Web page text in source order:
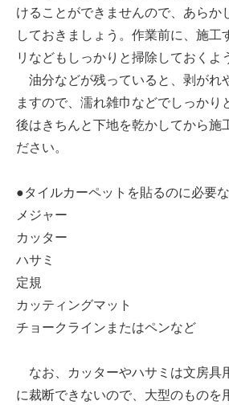
けることができませんので、あらか
しておきましょう。作業前に、施工
リなどもしっかりと掃除しておくよ
油分などが残っていると、剥がれ
ますので、濡れ雑巾などでしっかり
後はきちんと下地を乾かしてから施
ださい。
●タイルカーペットを貼るのに必要
メジャー
カッター
ハサミ
定規
カッティングマット
チョークラインまたはペンなど
なお、カッターやハサミは文房具
に裁断できないので、大型のものを